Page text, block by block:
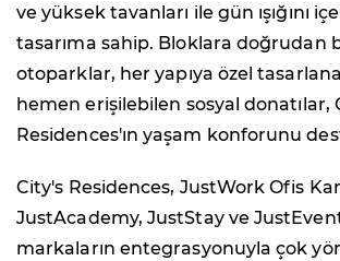
ve yüksek tavanları ile gün ışığını
tasarıma sahip. Bloklara doğrudan
otoparklar, her yapıya özel
hemen erişilebilen sosyal donatılar,
Residences'ın yaşam konforunu
City's Residences, JustWork Ofis
JustAcademy, JustStay ve
markaların entegrasyonuyla çok